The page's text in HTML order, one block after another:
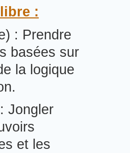
:
: Prendre
basées sur
la logique
Jongler
et les